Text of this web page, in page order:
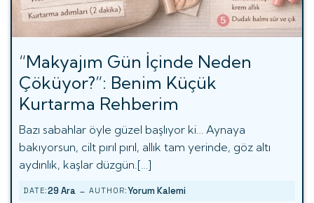
“Makyajım Gün İçinde Neden
Çöküyor?”: Benim Küçük
Kurtarma Rehberim
Bazı sabahlar öyle güzel başlıyor ki… Aynaya
bakıyorsun, cilt pırıl pırıl, allık tam yerinde, göz altı
aydınlık, kaşlar düzgün.[…]
DATE:29 Ara - AUTHOR:Yorum Kalemi